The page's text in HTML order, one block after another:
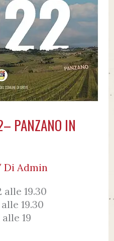
PANZANO IN
Di Admin
19.30
19.30
19